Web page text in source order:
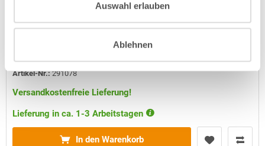
Auswahl erlauben
Ablehnen
(-27,98% vom UVP)
Artikel-Nr.:291078
Versandkostenfreie Lieferung!
Lieferung in ca. 1-3 Arbeitstagen
In den Warenkorb